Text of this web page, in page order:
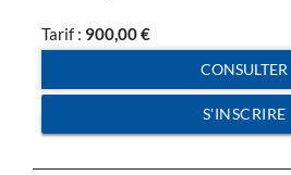
efficace, […]
Tarif : 900,00€
CONSULTER
S'INSCRIRE